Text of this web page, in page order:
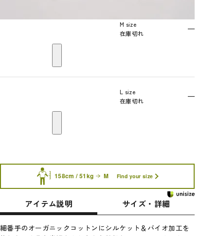
M size
在庫切れ
—
L size
在庫切れ
—
158cm / 51kg M Find your size
アイテム説明 サイズ・詳細
細番手のオーガニックコットンにシルケット＆バイオ加工を